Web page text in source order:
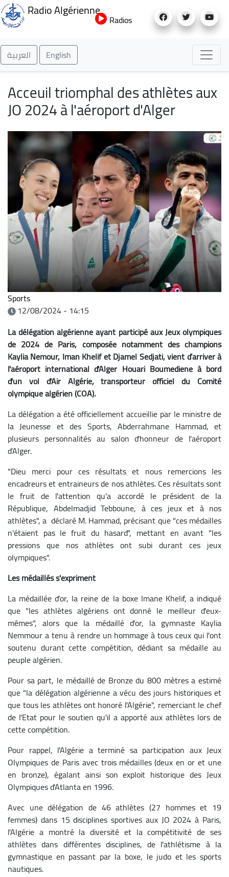
au
Radio Algérienne
Radios
العربية English
Acceuil triomphal des athlètes aux
JO 2024 à l'aéroport d'Alger
Sports
12/08/2024 - 14:15
La délégation algérienne ayant participé aux Jeux olympiques
de 2024 de Paris, composée notamment des champions
Kaylia Nemour, Iman Khelif et Djamel Sedjati, vient d’arriver à
l'aéroport international d'Alger Houari Boumediene à bord
d'un vol d'Air Algérie, transporteur officiel du Comité
olympique algérien (COA).
La délégation a été officiellement accueillie par le ministre de
la Jeunesse et des Sports, Abderrahmane Hammad, et
plusieurs personnalités au salon d'honneur de l'aéroport
d’Alger.
"Dieu merci pour ces résultats et nous remercions les
encadreurs et entraineurs de nos athlètes. Ces résultats sont
le fruit de l'attention qu'a accordé le président de la
République, Abdelmadjid Tebboune, à ces jeux et à nos
athlètes", a déclaré M. Hammad, précisant que "ces médailles
n'étaient pas le fruit du hasard", mettant en avant "les
pressions que nos athlètes ont subi durant ces jeux
olympiques".
Les médaillés s'expriment
La médaillée d'or, la reine de la boxe Imane Khelif, a indiqué
que "les athlètes algériens ont donné le meilleur d'eux-
mêmes", alors que la médaillé d'or, la gymnaste Kaylia
Nemmour a tenu à rendre un hommage à tous ceux qui l'ont
soutenu durant cette compétition, dédiant sa médaille au
peuple algérien.
Pour sa part, le médaillé de Bronze du 800 mètres a estimé
que "la délégation algérienne a vécu des jours historiques et
que tous les athlètes ont honoré l'Algérie", remerciant le chef
de l'Etat pour le soutien qu'il a apporté aux athlètes lors de
cette compétition.
Pour rappel, l'Algérie a terminé sa participation aux Jeux
Olympiques de Paris avec trois médailles (deux en or et une
en bronze), égalant ainsi son exploit historique des Jeux
Olympiques d'Atlanta en 1996.
Avec une délégation de 46 athlètes (27 hommes et 19
femmes) dans 15 disciplines sportives aux JO 2024 à Paris,
l'Algérie a montré la diversité et la compétitivité de ses
athlètes dans différentes disciplines, de l'athlétisme à la
gymnastique en passant par la boxe, le judo et les sports
nautiques.